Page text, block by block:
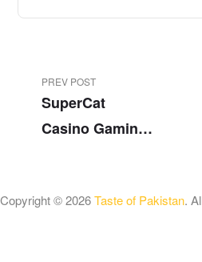
PREV POST
SuperCat
Casino Gaming
Copyright © 2026Taste of Pakistan.